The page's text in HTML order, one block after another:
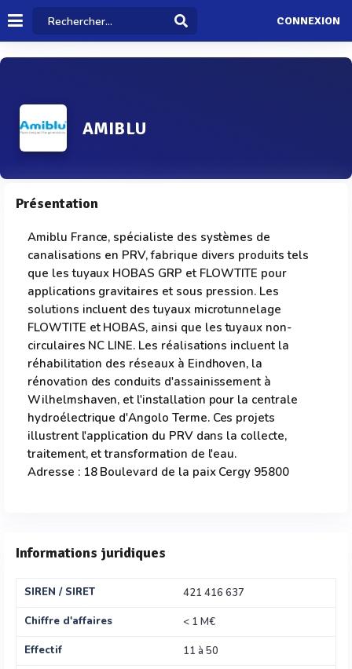
CONNEXION
AMIBLU
Présentation
Amiblu France, spécialiste des systèmes de
canalisations en PRV, fabrique divers produits tels
que les tuyaux HOBAS GRP et FLOWTITE pour
applications gravitaires et sous pression. Les
solutions incluent des tuyaux microtunnelage
FLOWTITE et HOBAS, ainsi que les tuyaux non-
circulaires NC LINE. Les réalisations incluent la
réhabilitation des réseaux à Eindhoven, la
rénovation des conduits d'assainissement à
Wilhelmshaven, et l'installation pour la centrale
hydroélectrique d'Angolo Terme. Ces projets
illustrent l'application du PRV dans la collecte,
traitement, et transformation de l'eau.
Adresse : 18 Boulevard de la paix Cergy 95800
Informations juridiques
SIREN / SIRET
421 416 637
Chiffre d'affaires
< 1 M€
Effectif
11 à 50